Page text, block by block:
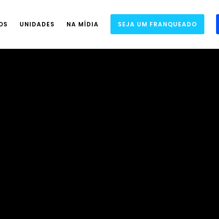
UNIDADES NA MÍDIA SEJA UM FRANQUEADO